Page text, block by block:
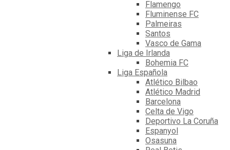
Flamengo
Fluminense FC
Palmeiras
Santos
Vasco de Gama
Liga de Irlanda
Bohemia FC
Liga Española
Atlético Bilbao
Atlético Madrid
Barcelona
Celta de Vigo
Deportivo La Coruña
Espanyol
Osasuna